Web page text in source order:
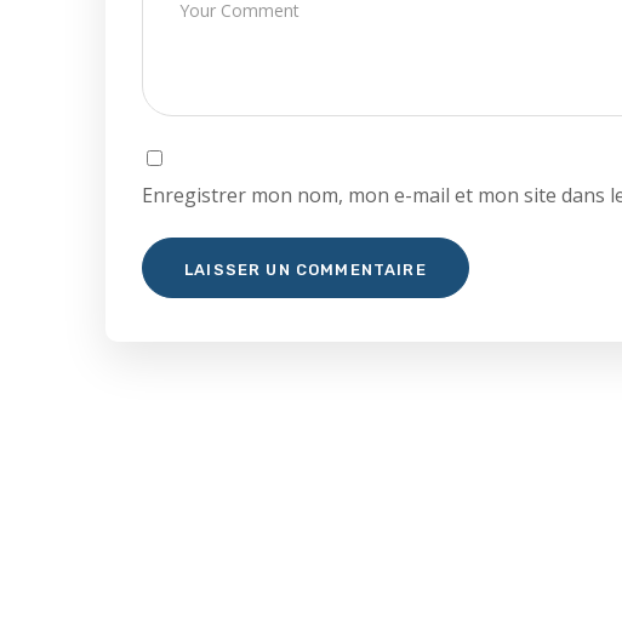
Enregistrer mon nom, mon e-mail et mon site dans